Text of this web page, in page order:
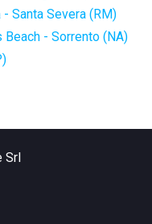
Santa Severa (RM)
Beach - Sorrento (NA)
Srl